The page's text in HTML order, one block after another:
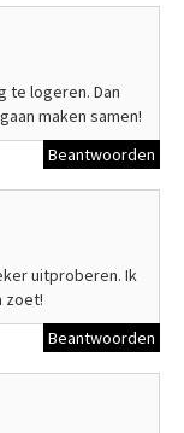
te logeren. Dan
maken samen!
Beantwoorden
uitproberen. Ik
zoet!
Beantwoorden